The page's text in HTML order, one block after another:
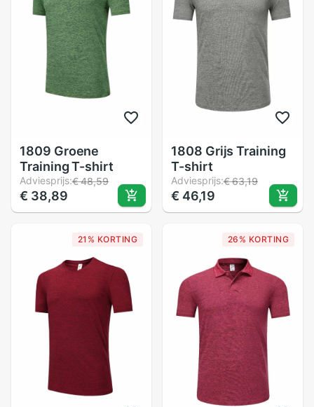
1809 Groene
Training T-shirt
Adviesprijs:€ 48,59
€ 38,89
1808 Grijs Training
T-shirt
Adviesprijs:€ 63,19
€ 46,19
21% KORTING 26% KORTING